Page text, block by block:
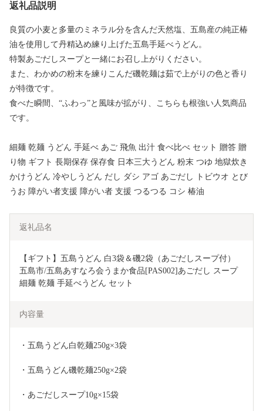
返礼品説明
良質の小麦と多量のミネラル分を含んだ天然塩、五島産の純正椿
油を使用して丹精込め練り上げた五島手延べうどん。
特製あごだしスープと一緒にお召し上がりください。
また、わかめの粉末を練りこんだ磯乾麺は茹で上がりの色と香り
が特徴です。
食べた瞬間、“ふわっ”と風味が拡がり、こちらも根強い人気商品
です。
細麺 乾麺 うどん 手延べ あご 飛魚 出汁 食べ比べ セット 贈答 贈
り物 ギフト 長期保存 保存食 日本三大うどん 粉末 つゆ 地獄炊き
かけうどん 冷やしうどん だし ダシ アゴ あごだし トビウオ とび
うお 障がい者支援 障がい者 支援 つるつる コシ 椿油
返礼品名
【ギフト】五島うどん 白3袋＆磯2袋（あごだしスープ付）
五島市/五島あすなろ会うまか食品[PAS002]あごだし スープ
細麺 乾麺 手延べうどん セット
内容量
・五島うどん白乾麺250g×3袋
・五島うどん磯乾麺250g×2袋
・あごだしスープ10g×15袋